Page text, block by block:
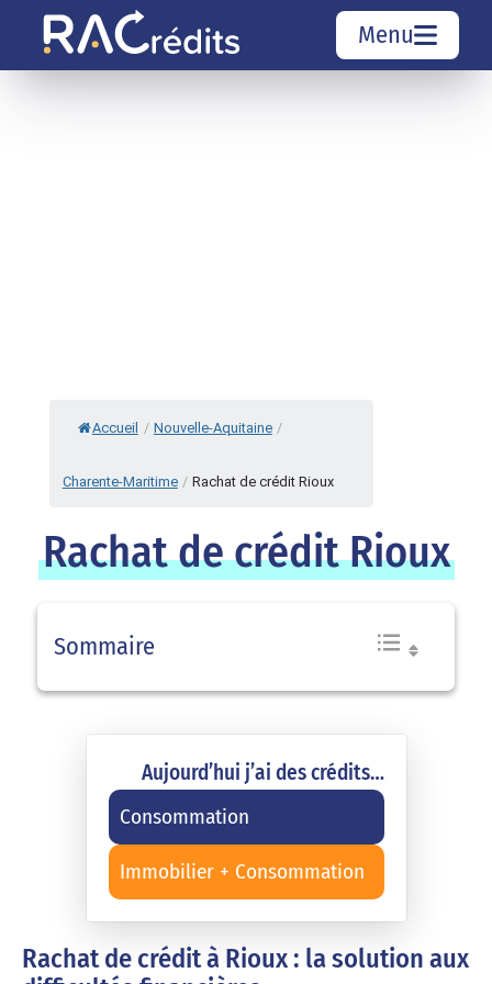
Menu
Accueil / Nouvelle-Aquitaine /
Charente-Maritime / Rachat de crédit Rioux
Rachat de crédit Rioux
Sommaire
Aujourd’hui j’ai des crédits…
Consommation
Immobilier + Consommation
Rachat de crédit à Rioux : la solution aux